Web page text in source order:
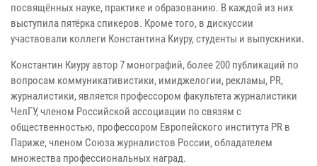
посвящённых науке, практике и образованию. В каждой из них
выступила пятёрка спикеров. Кроме того, в дискуссии
участвовали коллеги Константина Киуру, студенты и выпускники.
Константин Киуру автор 7 монографий, более 200 публикаций по
вопросам коммуникативистики, имиджелогии, рекламы, PR,
журналистики, является профессором факультета журналистики
ЧелГУ, членом Российской ассоциации по связям с
общественностью, профессором Европейского института PR в
Париже, членом Союза журналистов России, обладателем
множества профессиональных наград.